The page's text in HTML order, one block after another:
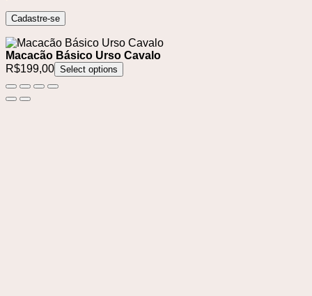
Cadastre-se
Macacão Básico Urso Cavalo
R$199,00 Select options